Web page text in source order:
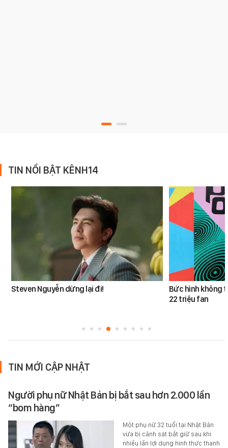
TIN NỔI BẬT KÊNH14
Steven Nguyễn dừng lại đi!
Bức hình không
22 triệu fan
TIN MỚI CẬP NHẬT
Người phụ nữ Nhật Bản bị bắt sau hơn 2.000 lần
“bom hàng”
Một phụ nữ 32 tuổi tại Nhật Bản
vừa bị cảnh sát bắt giữ sau khi
nhiều lần lợi dụng hình thức thanh